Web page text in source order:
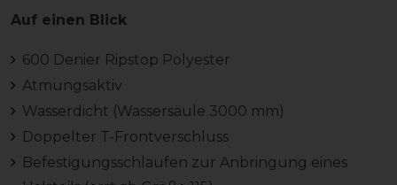
Auf einen Blick
600 Denier Ripstop Polyester
Atmungsaktiv
Wasserdicht (Wassersäule 3000 mm)
Doppelter T-Frontverschluss
Befestigungsschlaufen zur Anbringung eines